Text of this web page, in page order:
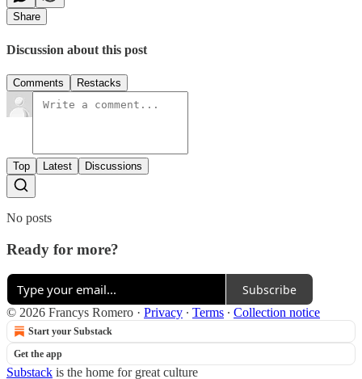
Share
Discussion about this post
Comments Restacks
Top Latest Discussions
No posts
Ready for more?
Subscribe
© 2026 Francys Romero · Privacy ∙ Terms ∙ Collection notice
Start your Substack
Get the app
Substack is the home for great culture